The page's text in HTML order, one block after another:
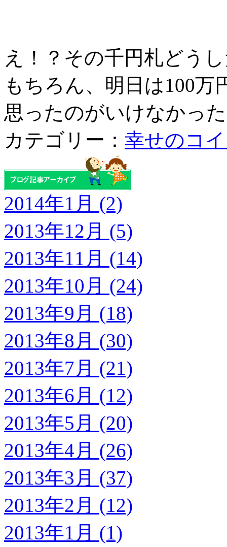
え！？その千円札どう
もちろん、明日は100
思ったのがいけなかっ
カテゴリー： 幸せのコ
2014年1月 (2)
2013年12月 (5)
2013年11月 (14)
2013年10月 (24)
2013年9月 (18)
2013年8月 (30)
2013年7月 (21)
2013年6月 (12)
2013年5月 (20)
2013年4月 (26)
2013年3月 (37)
2013年2月 (12)
2013年1月 (1)